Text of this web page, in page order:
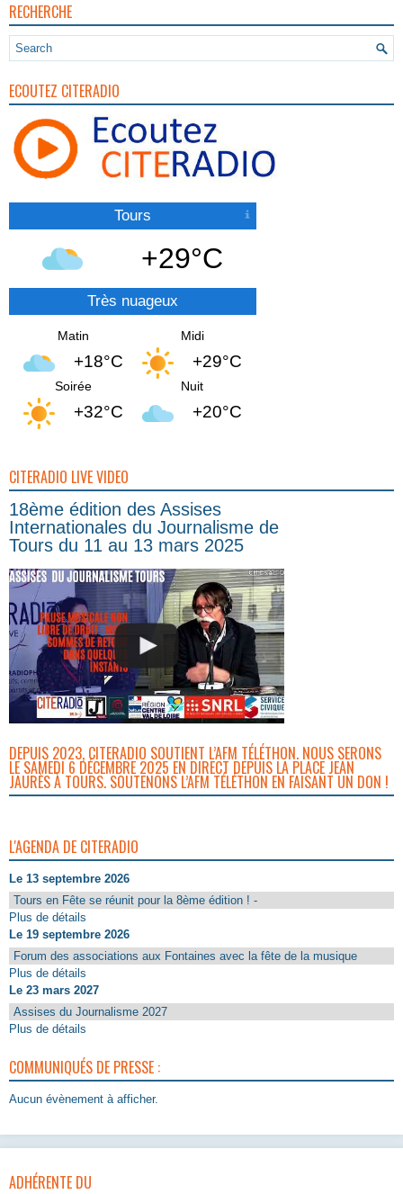
RECHERCHE
ECOUTEZ CITERADIO
Tours
+29°C
Très nuageux
Matin
+18°C
Midi
+29°C
Soirée
+32°C
Nuit
+20°C
CITERADIO LIVE VIDEO
18ème édition des Assises
Internationales du Journalisme de
Tours du 11 au 13 mars 2025
DEPUIS 2023, CITERADIO SOUTIENT L’AFM TÉLÉTHON. NOUS SERONS
LE SAMEDI 6 DÉCEMBRE 2025 EN DIRECT DEPUIS LA PLACE JEAN
JAURÈS À TOURS. SOUTENONS L’AFM TÉLÉTHON EN FAISANT UN DON !
L'AGENDA DE CITERADIO
Le 13 septembre 2026
Tours en Fête se réunit pour la 8ème édition ! -
Plus de détails
Le 19 septembre 2026
Forum des associations aux Fontaines avec la fête de la musique
Plus de détails
Le 23 mars 2027
Assises du Journalisme 2027
Plus de détails
COMMUNIQUÉS DE PRESSE :
Aucun évènement à afficher.
ADHÉRENTE DU